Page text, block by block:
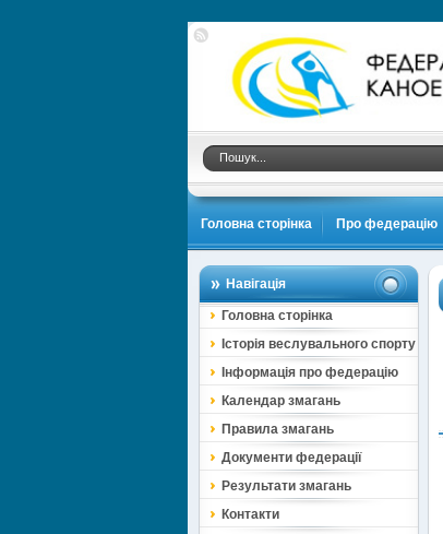
Головна сторінка Про федерацію
Навігація
Головна сторінка
Історія веслувального спорту
Інформація про федерацію
Календар змагань
Правила змагань
Документи федерації
Результати змагань
Контакти